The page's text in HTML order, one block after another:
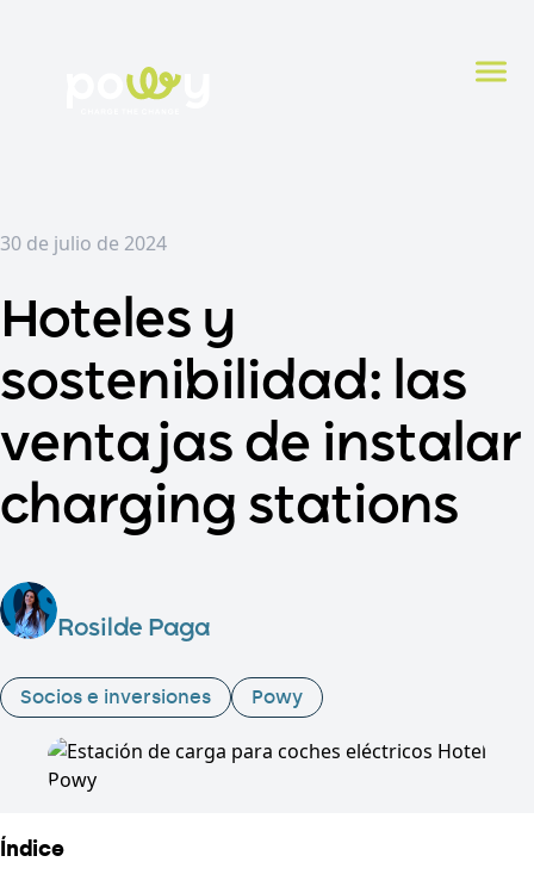
30 de julio de 2024
Hoteles y
sostenibilidad: las
ventajas de instalar
charging stations
Rosilde Paga
Socios e inversiones Powy
Índice